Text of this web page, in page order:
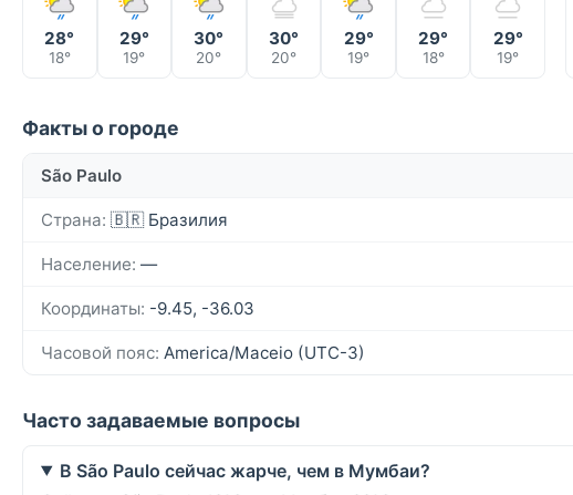
28°
18°
29°
19°
30°
20°
30°
20°
29°
19°
29°
18°
29°
19°
Факты о городе
São Paulo
Страна: 🇧🇷 Бразилия
Население: —
Координаты: -9.45, -36.03
Часовой пояс: America/Maceio (UTC-3)
Часто задаваемые вопросы
В São Paulo сейчас жарче, чем в Мумбаи?